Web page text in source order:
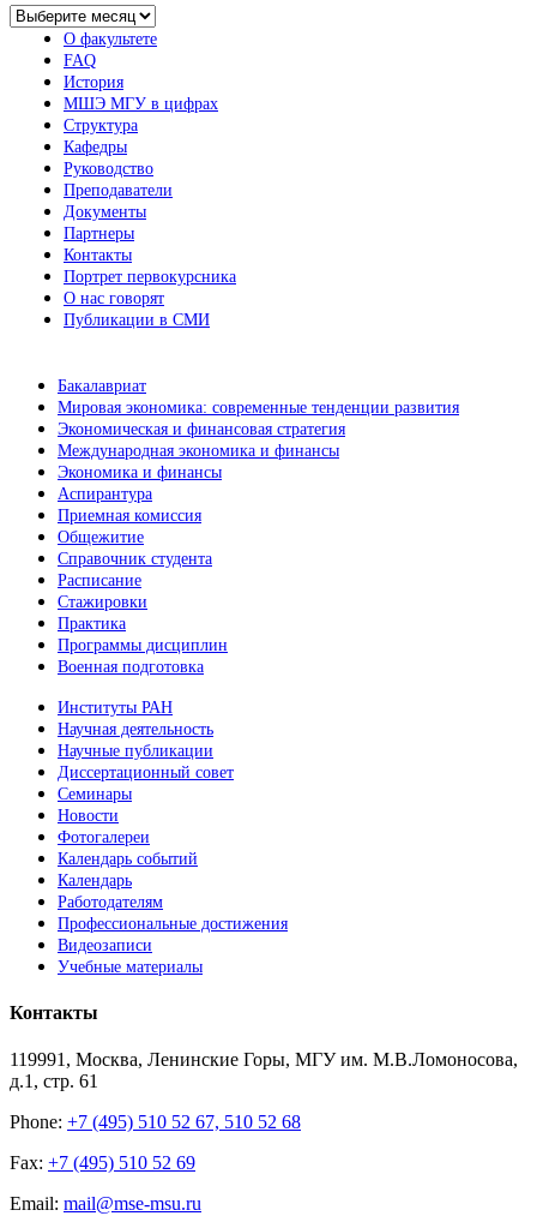
Архив
новостейО факультете
FAQ
История
МШЭ МГУ в цифрах
Структура
Кафедры
Руководство
Преподаватели
Документы
Партнеры
Контакты
Портрет первокурсника
О нас говорят
Публикации в СМИ
Бакалавриат
Мировая экономика: современные тенденции развития
Экономическая и финансовая стратегия
Международная экономика и финансы
Экономика и финансы
Аспирантура
Приемная комиссия
Общежитие
Справочник студента
Расписание
Стажировки
Практика
Программы дисциплин
Военная подготовка
Институты РАН
Научная деятельность
Научные публикации
Диссертационный совет
Семинары
Новости
Фотогалереи
Календарь событий
Календарь
Работодателям
Профессиональные достижения
Видеозаписи
Учебные материалы
Контакты
119991, Москва, Ленинские Горы, МГУ им. М.В.Ломоносова,
д.1, стр. 61
Phone: +7 (495) 510 52 67, 510 52 68
Fax: +7 (495) 510 52 69
Email: mail@mse-msu.ru